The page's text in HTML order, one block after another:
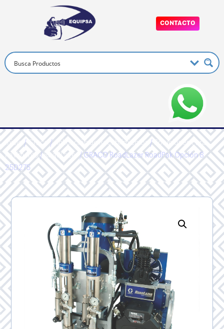
CONTACTO
Inicio/Graco/Aplicación de Recubrimientos/Soluciones Para
Pavimento/RoadLazer/ GRACO RoadLazer RoadPak Opción 8
25D275